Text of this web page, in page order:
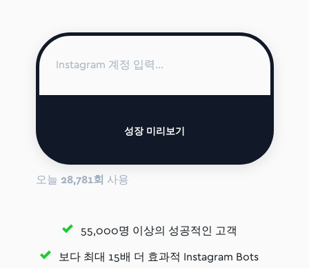
성장 미리보기
오늘 28,781회 사용
55,000명 이상의 성공적인 고객
보다 최대 15배 더 효과적 Instagram Bots